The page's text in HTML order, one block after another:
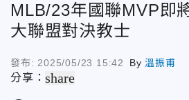
MLB/23年國聯MVP
大聯盟對決教士
發布: 2025/05/23 15:42 By溫振甫
分享：share